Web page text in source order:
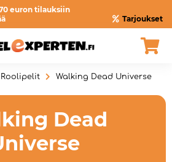
euron tilauksiin
Tarjoukset
Roolipelit Walking Dead Universe
Dead